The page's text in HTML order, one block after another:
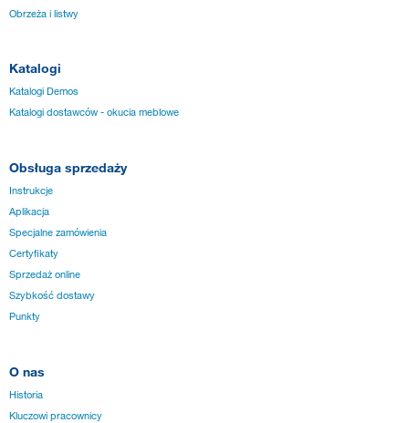
Obrzeża i listwy
Katalogi
Katalogi Demos
Katalogi dostawców - okucia meblowe
Obsługa sprzedaży
Instrukcje
Aplikacja
Specjalne zamówienia
Certyfikaty
Sprzedaż online
Szybkość dostawy
Punkty
O nas
Historia
Kluczowi pracownicy